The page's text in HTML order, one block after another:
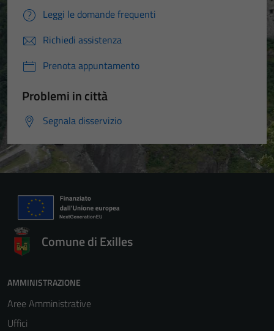
Leggi le domande frequenti
Richiedi assistenza
Prenota appuntamento
Problemi in città
Segnala disservizio
Comune di Exilles
AMMINISTRAZIONE
Aree Amministrative
Uffici